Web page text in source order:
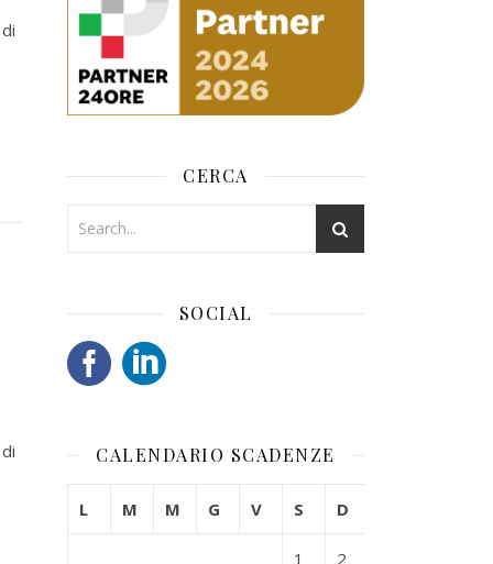
CERCA
SOCIAL
CALENDARIO SCADENZE
L M M G V S D
1 2